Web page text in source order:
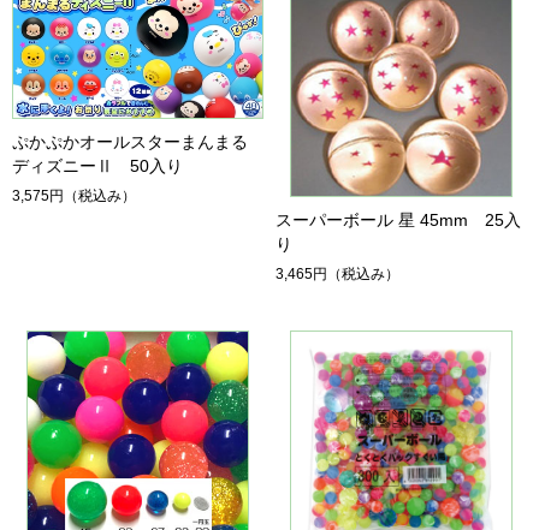
ぷかぷかオールスターまんまる
ディズニーⅡ 50入り
3,575円 （税込み）
スーパーボール 星 45mm 25入
り
3,465円 （税込み）